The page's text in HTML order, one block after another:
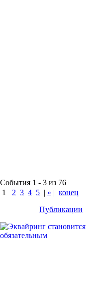
События 1 - 3 из 76
1
2 3 4 5 | » | конец
Публикации